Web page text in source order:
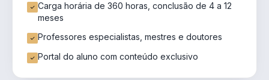
Carga horária de 360 horas, conclusão de 4 a 12
meses
Professores especialistas, mestres e doutores
Portal do aluno com conteúdo exclusivo